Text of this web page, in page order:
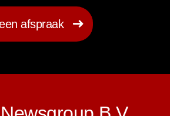
afspraak